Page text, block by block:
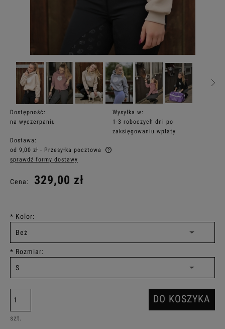
Dostępność:
na wyczerpaniu
Wysyłka w:
1-3 roboczych dni po
zaksięgowaniu wpłaty
Dostawa:
od 9,00 zł - Przesyłka pocztowa
Cena nie zawiera ewentualnych kosztów płatności
sprawdź formy dostawy
Cena: 329,00 zł
* Kolor:
* Rozmiar:
szt.
DO KOSZYKA